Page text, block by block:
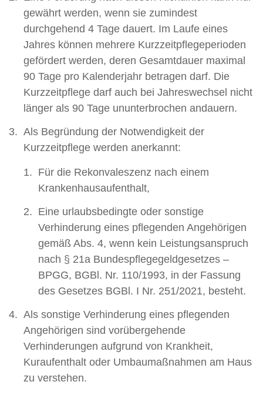
gewährt werden, wenn sie zumindest
durchgehend 4 Tage dauert. Im Laufe eines
Jahres können mehrere Kurzzeitpflegeperioden
gefördert werden, deren Gesamtdauer maximal
90 Tage pro Kalenderjahr betragen darf. Die
Kurzzeitpflege darf auch bei Jahreswechsel nicht
länger als 90 Tage ununterbrochen andauern.
Als Begründung der Notwendigkeit der
Kurzzeitpflege werden anerkannt:
Für die Rekonvaleszenz nach einem
Krankenhausaufenthalt,
Eine urlaubsbedingte oder sonstige
Verhinderung eines pflegenden Angehörigen
gemäß Abs. 4, wenn kein Leistungsanspruch
nach § 21a Bundespflegegeldgesetzes –
BPGG, BGBl. Nr. 110/1993, in der Fassung
des Gesetzes BGBl. I Nr. 251/2021, besteht.
Als sonstige Verhinderung eines pflegenden
Angehörigen sind vorübergehende
Verhinderungen aufgrund von Krankheit,
Kuraufenthalt oder Umbaumaßnahmen am Haus
zu verstehen.